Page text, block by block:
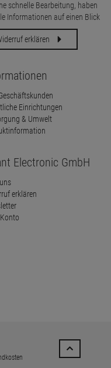
schnelle Bearbeitung, haben
Informationen auf einen Blick
erklären
Einrichtungen
& Umwelt
Electronic GmbH
erklären